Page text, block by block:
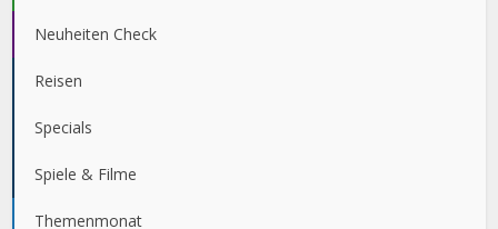
Neuheiten Check
Reisen
Specials
Spiele & Filme
Themenmonat